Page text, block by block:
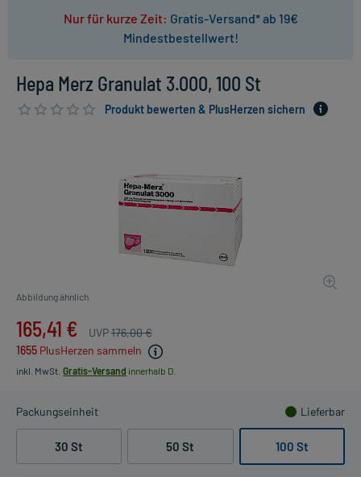
Nur für kurze Zeit: Gratis-Versand* ab 19€
Mindestbestellwert!
Hepa Merz Granulat 3.000, 100 St
Produkt bewerten & PlusHerzen sichern
Abbildung ähnlich
165,41 € UVP176,00 €
1655 PlusHerzen sammeln
inkl. MwSt. Gratis-Versand innerhalb D.
Packungseinheit Lieferbar
30 St 50 St 100 St